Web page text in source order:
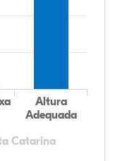
Catarina
Altura
Adequada